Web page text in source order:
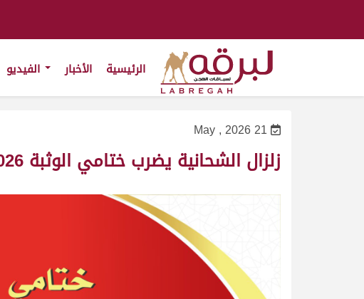
الرئيسية الأخبار
21 May , 2026
زلزال الشحانية يضرب ختامي الوثبة 2026